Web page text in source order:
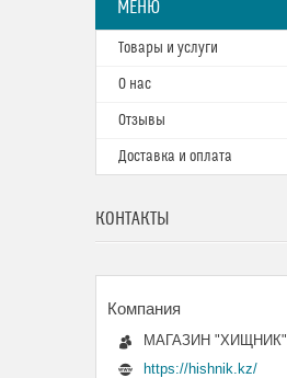
Товары и услуги
О нас
Отзывы
Доставка и оплата
КОНТАКТЫ
МАГАЗИН "ХИЩНИК"
https://hishnik.kz/